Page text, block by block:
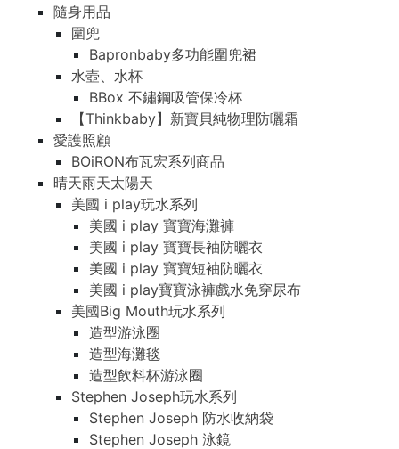
隨身用品
圍兜
Bapronbaby多功能圍兜裙
水壺、水杯
BBox 不鏽鋼吸管保冷杯
【Thinkbaby】新寶貝純物理防曬霜
愛護照顧
BOiRON布瓦宏系列商品
晴天雨天太陽天
美國 i play玩水系列
美國 i play 寶寶海灘褲
美國 i play 寶寶長袖防曬衣
美國 i play 寶寶短袖防曬衣
美國 i play寶寶泳褲戲水免穿尿布
美國Big Mouth玩水系列
造型游泳圈
造型海灘毯
造型飲料杯游泳圈
Stephen Joseph玩水系列
Stephen Joseph 防水收納袋
Stephen Joseph 泳鏡